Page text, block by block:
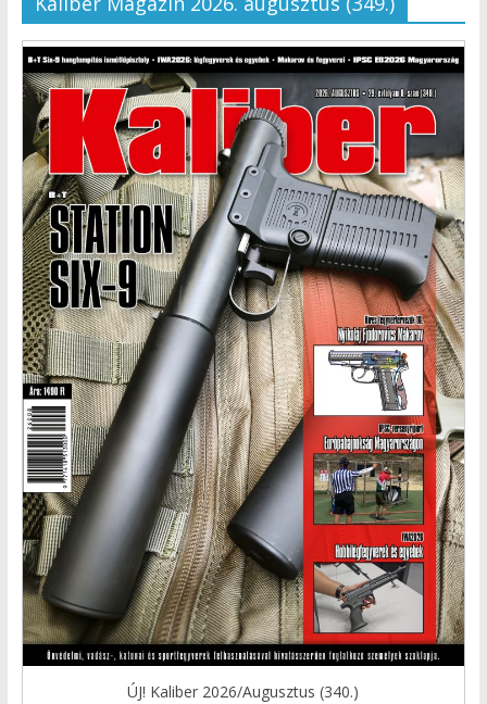
ÚJ! Kaliber 2026/Augusztus (340.)